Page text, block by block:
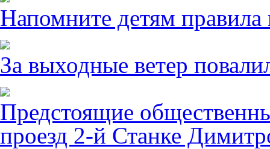
Напомните детям правила
За выходные ветер
Предстоящие
проезд 2-й Станке